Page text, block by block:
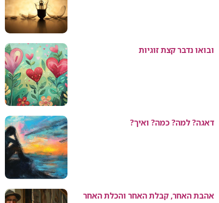
ובואו נדבר קצת זוגיות
דאגה? למה? כמה? ואיך?
אהבת האחר, קבלת האחר והכלת האחר